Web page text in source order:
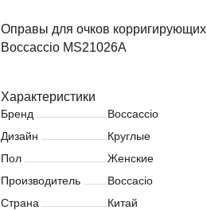
Оправы для очков корригирующих
Boccaccio MS21026A
Характеристики
Бренд
Boccaccio
Дизайн
Круглые
Пол
Женские
Производитель
Boccacio
Страна
Китай